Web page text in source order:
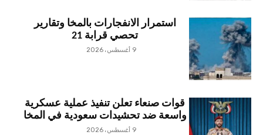
استمرار الانفجارات بالمخا وتقارير
تحصي قرابة 21
9 أغسطس، 2026
قوات صنعاء تعلن تنفيذ عملية عسكرية
واسعة ضد تحشيدات سعودية في المخا
9 أغسطس، 2026